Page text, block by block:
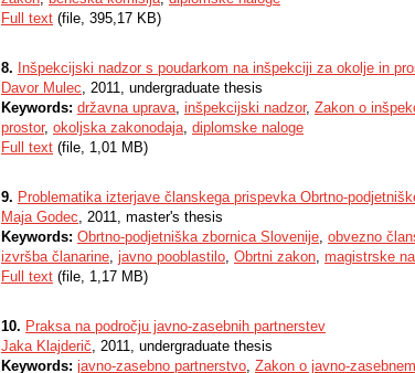
Full text (file, 395,17 KB)
8. Inšpekcijski nadzor s poudarkom na inšpekciji za okolje in
Davor Mulec, 2011, undergraduate thesis
Keywords: državna uprava, inšpekcijski nadzor, Zakon o
prostor, okoljska zakonodaja, diplomske naloge
Full text (file, 1,01 MB)
9. Problematika izterjave članskega prispevka Obrtno-
Maja Godec, 2011, master's thesis
Keywords: Obrtno-podjetniška zbornica Slovenije, obvezno
izvršba članarine, javno pooblastilo, Obrtni zakon, magistrske
Full text (file, 1,17 MB)
10. Praksa na področju javno-zasebnih partnerstev
Jaka Klajderič, 2011, undergraduate thesis
Keywords: javno-zasebno partnerstvo, Zakon o javno-